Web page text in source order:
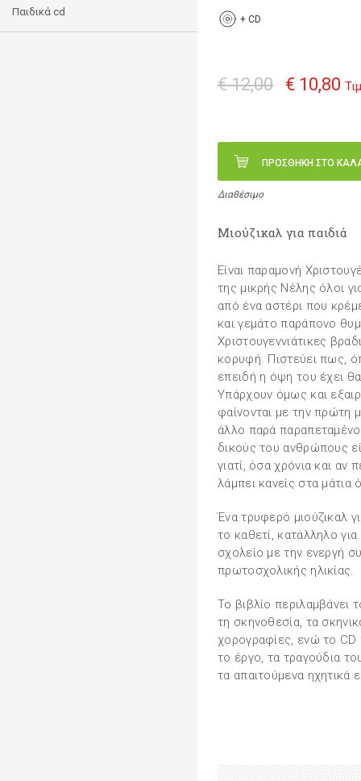
Παιδικά cd
+ CD
€ 12,00 € 10,80
ΠΡΟΣΘΗΚΗ ΣΤΟ
Διαθέσιμο
Μιούζικαλ για παιδιά
Είναι παραμονή
της μικρής Νέλης όλοι
από ένα αστέρι που
και γεμάτο παράπονο
Χριστουγεννιάτικες
κορυφή. Πιστεύει πως,
επειδή η όψη του έχει
Υπάρχουν όμως και
φαίνονται με την πρώτη
άλλο παρά παραπεταμένο
δικούς του ανθρώπους
γιατί, όσα χρόνια και αν
λάμπει κανείς στα
Ένα τρυφερό μιούζικαλ
το καθετί, κατάλληλο
σχολείο με την ενεργή
πρωτοσχολικής ηλικίας.
Το βιβλίο περιλαμβάνει
τη σκηνοθεσία, τα
χορογραφίες, ενώ το
το έργο, τα τραγούδια
τα απαιτούμενα ηχητικά